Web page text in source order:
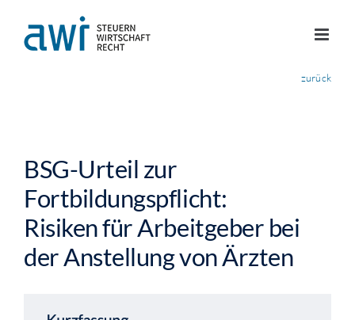
content
zurück
BSG-Urteil zur
Fortbildungspflicht:
Risiken für Arbeitgeber bei
der Anstellung von Ärzten